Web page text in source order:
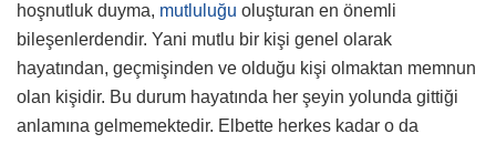
hoşnutluk duyma, mutluluğu oluşturan en önemli
bileşenlerdendir. Yani mutlu bir kişi genel olarak
hayatından, geçmişinden ve olduğu kişi olmaktan memnun
olan kişidir. Bu durum hayatında her şeyin yolunda gittiği
anlamına gelmemektedir. Elbette herkes kadar o da